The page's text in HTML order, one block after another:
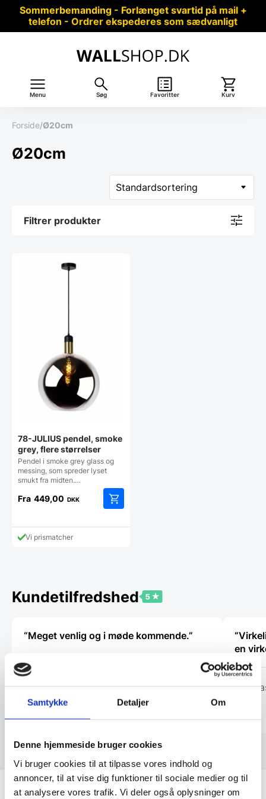
Samtykke Detaljer Om
Denne hjemmeside bruger cookies
Vi bruger cookies til at tilpasse vores indhold og
annoncer, til at vise dig funktioner til sociale medier og til
at analysere vores trafik. Vi deler også oplysninger om
Sommerbemanding - Forlænget svartid på mail +
telefon - Ordrer ekspederes som sædvanligt
Menu Søg Favoritter Kurv
Forside/Ø20cm
Ø20cm
Filtrer produkter
78-JULIUS pendel, smoke
grey, flere størrelser
Pendel i smoke grey glass og
messing, som spreder lyset
smukt fra midten.…
Fra 449,00 DKK
vare
vælges
på
Vi prismatcher
Kundetilfredshed
“Meget venlig og i møde kommende.”
Kirsten
en